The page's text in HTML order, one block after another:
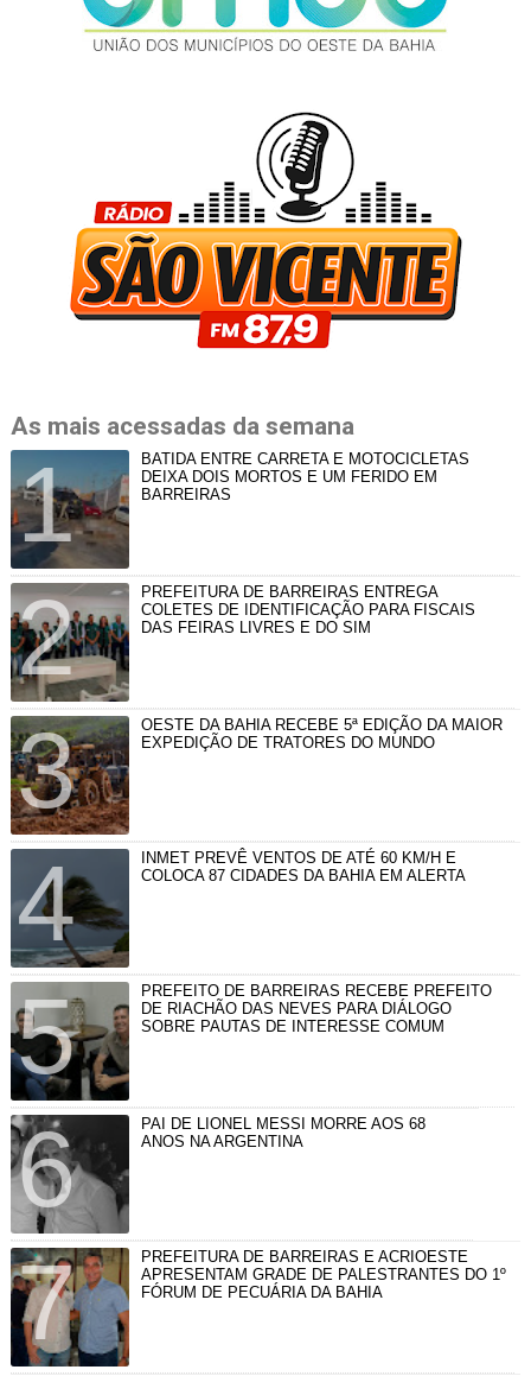
As mais acessadas da semana
BATIDA ENTRE CARRETA E MOTOCICLETAS
DEIXA DOIS MORTOS E UM FERIDO EM
BARREIRAS
PREFEITURA DE BARREIRAS ENTREGA
COLETES DE IDENTIFICAÇÃO PARA FISCAIS
DAS FEIRAS LIVRES E DO SIM
OESTE DA BAHIA RECEBE 5ª EDIÇÃO DA MAIOR
EXPEDIÇÃO DE TRATORES DO MUNDO
INMET PREVÊ VENTOS DE ATÉ 60 KM/H E
COLOCA 87 CIDADES DA BAHIA EM ALERTA
PREFEITO DE BARREIRAS RECEBE PREFEITO
DE RIACHÃO DAS NEVES PARA DIÁLOGO
SOBRE PAUTAS DE INTERESSE COMUM
PAI DE LIONEL MESSI MORRE AOS 68
ANOS NA ARGENTINA
PREFEITURA DE BARREIRAS E ACRIOESTE
APRESENTAM GRADE DE PALESTRANTES DO 1º
FÓRUM DE PECUÁRIA DA BAHIA